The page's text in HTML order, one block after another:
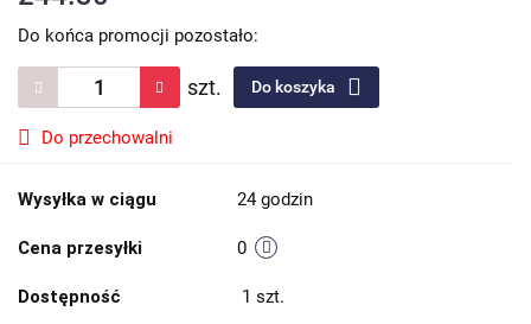
Do końca promocji pozostało:
szt. Do koszyka
Do przechowalni
Wysyłka w ciągu 24 godzin
Cena przesyłki 0
Dostępność 1 szt.